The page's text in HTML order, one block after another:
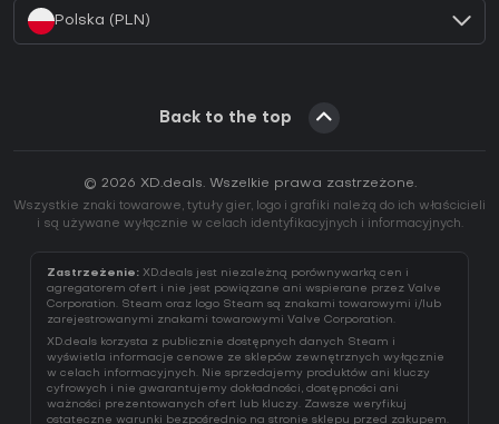
Polska (PLN)
Back to the top
© 2026 XD.deals. Wszelkie prawa zastrzeżone.
Wszystkie znaki towarowe, tytuły gier, logo i grafiki należą do ich właścicieli
i są używane wyłącznie w celach identyfikacyjnych i informacyjnych.
Zastrzeżenie: XD.deals jest niezależną porównywarką cen i
agregatorem ofert i nie jest powiązane ani wspierane przez Valve
Corporation. Steam oraz logo Steam są znakami towarowymi i/lub
zarejestrowanymi znakami towarowymi Valve Corporation.
XD.deals korzysta z publicznie dostępnych danych Steam i
wyświetla informacje cenowe ze sklepów zewnętrznych wyłącznie
w celach informacyjnych. Nie sprzedajemy produktów ani kluczy
cyfrowych i nie gwarantujemy dokładności, dostępności ani
ważności prezentowanych ofert lub kluczy. Zawsze weryfikuj
ostateczne warunki bezpośrednio na stronie sklepu przed zakupem.